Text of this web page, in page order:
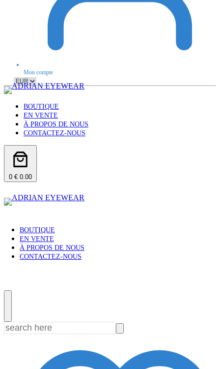
Mon compte
BOUTIQUE
EN VENTE
À PROPOS DE NOUS
CONTACTEZ-NOUS
0 € 0.00
BOUTIQUE
EN VENTE
À PROPOS DE NOUS
CONTACTEZ-NOUS